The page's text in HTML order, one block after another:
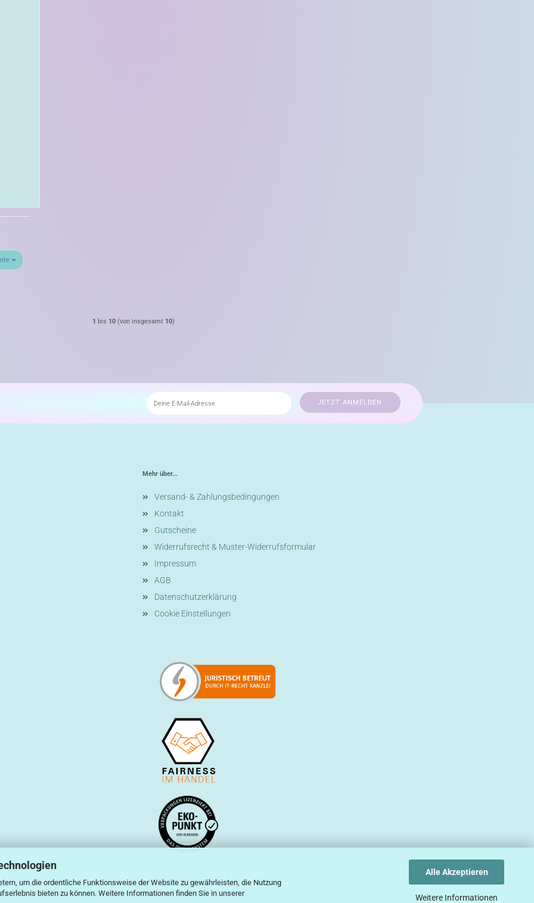
um die ordentliche Funktionsweise der Website zu gewährleisten, die Nutzung
bieten zu können. Weitere Informationen finden Sie in unserer
Alle Akzeptieren
Weitere Informationen
1 bis 10 (von insgesamt 10)
Mehr über...
Versand- & Zahlungsbedingungen
Kontakt
Gutscheine
Widerrufsrecht & Muster-Widerrufsformular
Impressum
AGB
Datenschutzerklärung
Cookie Einstellungen
Webshop erstellen mit Gambio.de © 2026